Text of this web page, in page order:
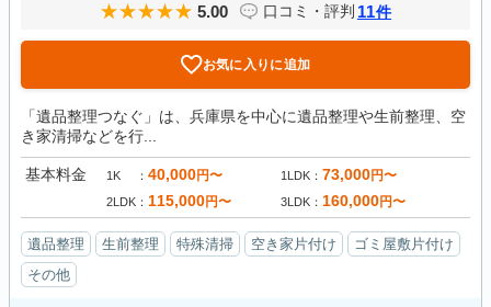
5.00 口コミ・評判 11件
お気に入りに追加
「遺品整理つなぐ」は、兵庫県を中心に遺品整理や生前整理、空
き家清掃などを行...
基本料金 1K 40,000円〜 1LDK 73,000円〜
2LDK 115,000円〜 3LDK 160,000円〜
遺品整理 生前整理 特殊清掃 空き家片付け
ゴミ屋敷片付け
その他